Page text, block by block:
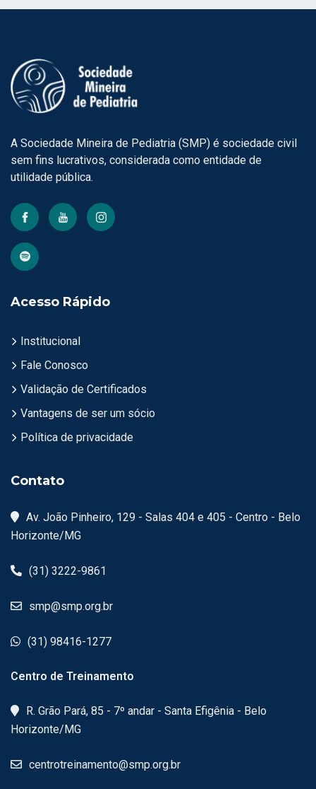
A Sociedade Mineira de Pediatria (SMP) é sociedade civil
sem fins lucrativos, considerada como entidade de
utilidade pública.
Acesso Rápido
Institucional
Fale Conosco
Validação de Certificados
Vantagens de ser um sócio
Política de privacidade
Contato
Av. João Pinheiro, 129 - Salas 404 e 405 - Centro - Belo
Horizonte/MG
(31) 3222-9861
smp@smp.org.br
(31) 98416-1277
Centro de Treinamento
R. Grão Pará, 85 - 7º andar - Santa Efigênia - Belo
Horizonte/MG
centrotreinamento@smp.org.br